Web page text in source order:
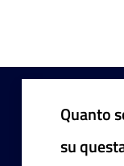
Quanto
su